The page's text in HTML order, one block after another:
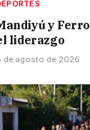
y
liderazgo
de agosto de 2026